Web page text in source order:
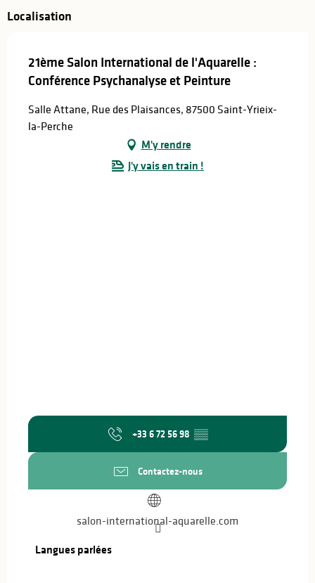
Localisation
21ème Salon International de l'Aquarelle :
Conférence Psychanalyse et Peinture
Salle Attane, Rue des Plaisances, 87500 Saint-Yrieix-
la-Perche
M'y rendre
J'y vais en train !
+33 6 72 56 98 ▒▒
Contactez-nous
salon-international-aquarelle.com
Langues parlées
Langues parlées